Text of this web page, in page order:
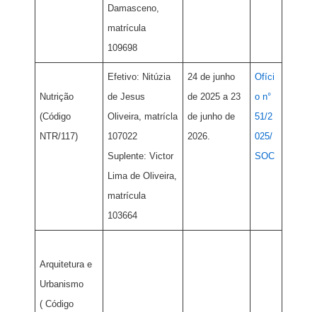
Damasceno,
matrícula
109698
Nutrição
(Código
NTR/117)
Efetivo: Nitúzia
de Jesus
Oliveira, matrícla
107022
Suplente: Victor
Lima de Oliveira,
matrícula
103664
24 de junho
de 2025 a 23
de junho de
2026.
Ofíci
o n°
51/2
025/
SOC
Arquitetura e
Urbanismo
( Código